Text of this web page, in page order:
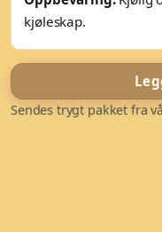
kjøleskap.
Sendes trygt pakket fra